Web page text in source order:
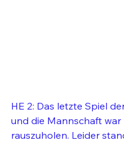
HE 2: Das letzte Spiel
und die Mannschaft
rauszuholen. Leider